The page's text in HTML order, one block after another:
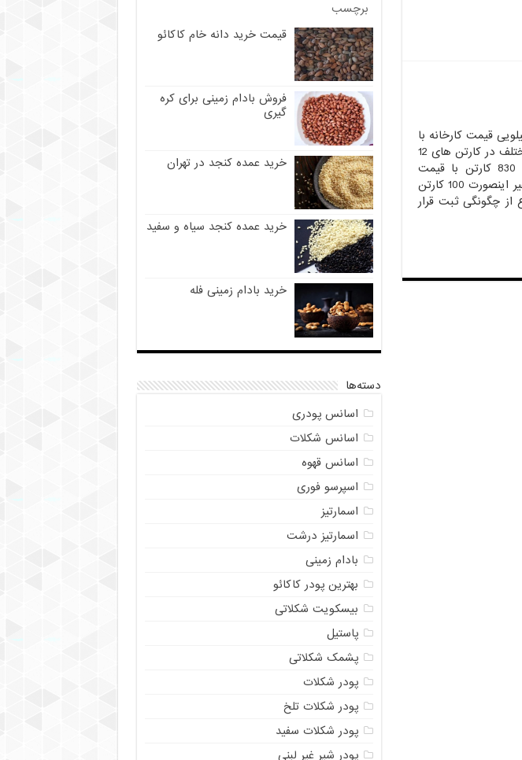
عمده شکلات ایتن 3 کیلویی قیمت کارخانه با
انواع تافی ها و طعم های مختلف در کارتن های 12
کیلویی سفارش عمده حدود 830 کارتن با قیمت
کارخانه ارسال از کارخانه در غیر اینصورت 100 کارتن
از چگونگی ثبت قرار
برچسب
قیمت خرید دانه خام کاکائو
فروش بادام زمینی برای کره
گیری
خرید عمده کنجد در تهران
خرید عمده کنجد سیاه و سفید
خرید بادام زمینی فله
دسته‌ها
اسانس پودری
اسانس شکلات
اسانس قهوه
اسپرسو فوری
اسمارتیز
اسمارتیز درشت
بادام زمینی
بهترین پودر کاکائو
بیسکویت شکلاتی
پاستیل
پشمک شکلاتی
پودر شکلات
پودر شکلات تلخ
پودر شکلات سفید
پودر شیر غیر لبنی